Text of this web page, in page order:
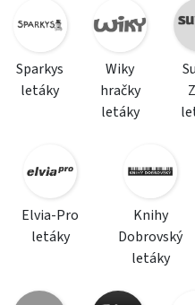
Sparkys
letáky
Wiky
hračky
letáky
Elvia-Pro
letáky
Knihy
Dobrovský
letáky